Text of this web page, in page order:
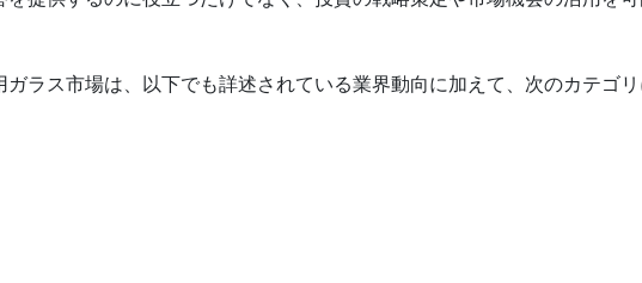
ラス市場は、以下でも詳述されている業界動向に加えて、次のカテゴ